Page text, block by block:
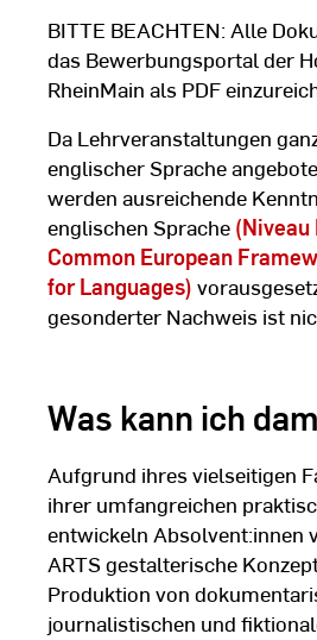
BITTE BEACHTEN: Alle
das Bewerbungsportal der
RheinMain als PDF
Da Lehrveranstaltungen
englischer Sprache
werden ausreichende
englischen Sprache (Niveau
Common European
for Languages)
gesonderter Nachweis ist
Was kann ich
Aufgrund ihres vielseitigen
ihrer umfangreichen
entwickeln Absolvent:innen
ARTS gestalterische
Produktion von
journalistischen und